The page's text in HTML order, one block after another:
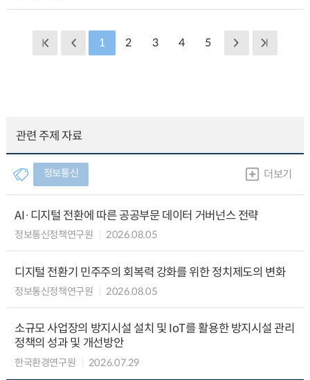
1 2 3 4 5
관련 주제 자료
정보통신 더보기
AI·디지털 전환에 따른 공공부문 데이터 거버넌스 전략
정보통신정책연구원 2026.08.05
디지털 전환기 민주주의 회복력 강화를 위한 정치제도의 변화
정보통신정책연구원 2026.08.05
소규모 사업장의 방지시설 설치 및 IoT를 활용한 방지시설 관리
정책의 성과 및 개선방안
한국환경연구원 2026.07.29